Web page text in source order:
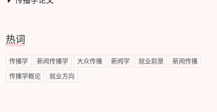
热词
传播学 新闻传播学 大众传播 新闻学 就业前景 新闻传播
传播学概论 就业方向